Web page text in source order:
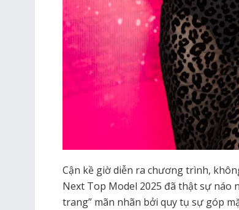
Cận kề giờ diễn ra chương trình,
Next Top Model 2025 đã thật sự náo
trang” mãn nhãn bởi quy tụ sự góp